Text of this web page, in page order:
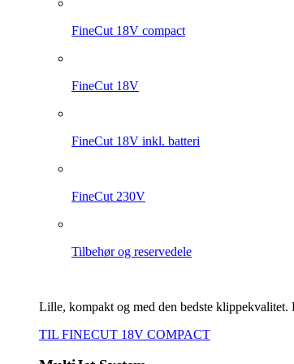
FineCut 18V compact
FineCut 18V
FineCut 18V inkl. batteri
FineCut 230V
Tilbehør og reservedele
Lille, kompakt og med den bedste
TIL FINECUT 18V COMPACT